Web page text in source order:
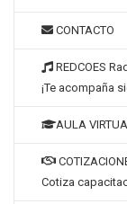
CONTACTO
REDCOES
¡Te acompaña
AULA
Cotiza